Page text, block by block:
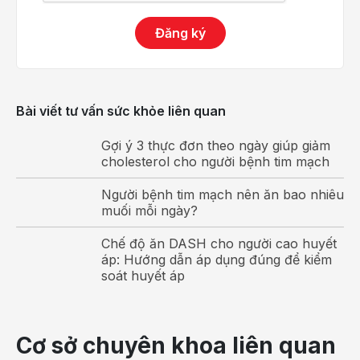
máu cơ tim ) và các rối loạn ảnh hưởng đến thành
Nhiễm trùng lớp bên trong của tim (viêm nội tâm
Rối loạn thâm nhiễm và tự miễn dịch (bệnh
amyloidosis, bệnh hemochromatosis).
Tình trạng viêm (sốt thấp khớp, Bệnh Lyme).
Tổn thương tim do phẫu thuật.
Tác dụng phụ của một số loại thuốc điều trị rối
loạn nhịp tim.
do di truyền.
Đăng ký
Bài viết tư vấn sức khỏe liên quan
Gợi ý 3 thực đơn theo ngày giúp giảm
cholesterol cho người bệnh tim mạch
Người bệnh tim mạch nên ăn bao nhiêu
muối mỗi ngày?
Chế độ ăn DASH cho người cao huyết
áp: Hướng dẫn áp dụng đúng để kiểm
soát huyết áp
Cơ sở chuyên khoa liên quan